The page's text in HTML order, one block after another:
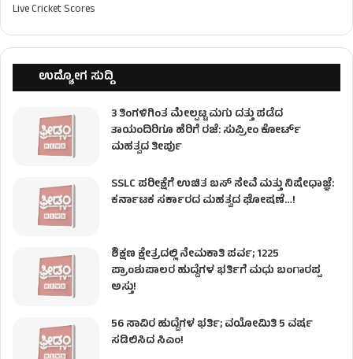
Live Cricket Scores
ಉದ್ಯೋಗ ಸುದ್ದಿ
3 ತಿಂಗಳಿಗಿಂತ ಮೇಲ್ಪಟ್ಟ ಮಗು ದತ್ತು ಪಡೆದ
ತಾಯಂದಿರಿಗೂ ಹೆರಿಗೆ ರಜೆ: ಸುಪ್ರೀಂ ಕೋರ್ಟ್
ಮಹತ್ವದ ತೀರ್ಪು
SSLC ಪರೀಕ್ಷೆಗೆ ಉಚಿತ ಬಸ್ ಸೇವೆ ಮತ್ತು ನಿಷೇಧಾಜ್ಞೆ:
ಕರ್ನಾಟಕ ಸರ್ಕಾರದ ಮಹತ್ವದ ಘೋಷಣೆ…!
ಶಿಕ್ಷಣ ಕ್ಷೇತ್ರದಲ್ಲಿ ನೇಮಕಾತಿ ಪರ್ವ; 1225
ಪ್ರಾಂಶುಪಾಲರ ಹುದ್ದೆಗಳ ಭರ್ತಿಗೆ ಮಧು ಬಂಗಾರಪ್ಪ
ಅಸ್ತು!
56 ಸಾವಿರ ಹುದ್ದೆಗಳ ಭರ್ತಿ; ವಯೋಮಿತಿ 5 ವರ್ಷ
ಸಡಿಲಿಸಿದ ಸಿಎಂ!